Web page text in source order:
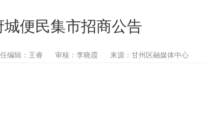
城便民集市招商公告
编辑：王睿 审核：李晓霞 来源：甘州区融媒体中心